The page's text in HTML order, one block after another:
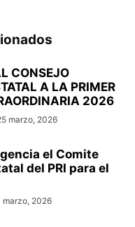
CONSEJO
A LA PRIMER
2026
marzo, 2026
el Comite
del PRI para el
marzo, 2026